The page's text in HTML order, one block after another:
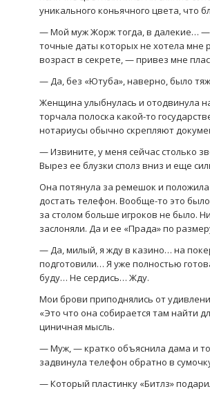
уникального коньячного цвета, что
— Мой муж Жорж тогда, в далекие… —
точные даты которых не хотела мне
возраст в секрете, — привез мне
— Да, без «Ютуба», наверно, было
Женщина улыбнулась и отодвинула
торчала полоска какой-то
нотариусы обычно скрепляют
— Извините, у меня сейчас столько
Вырез ее блузки сполз вниз и еще
Она потянула за ремешок и
достать телефон. Вообще-то это
за столом больше игроков не было.
заслоняли. Да и ее «Прада» по
— Да, милый, я жду в казино… на
подготовили… Я уже полностью
буду… Не сердись… Жду.
Мои брови приподнялись от
«Это что она собирается там найти
циничная мысль.
— Муж, — кратко объяснила дама и
задвинула телефон обратно в
— Который пластинку «Битлз»